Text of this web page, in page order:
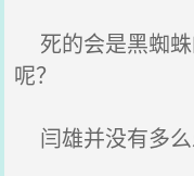
死的会是黑蜘
呢？
闫雄并没有多么